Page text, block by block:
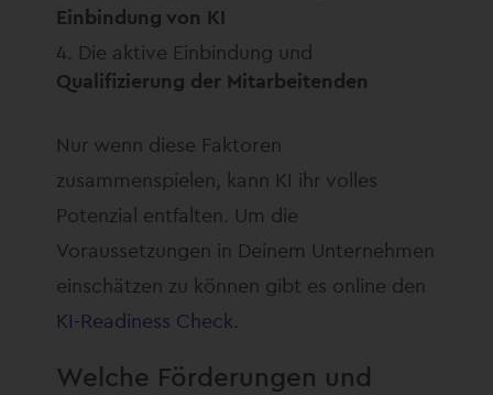
Einbindung von KI
Die aktive Einbindung und
Qualifizierung der Mitarbeitenden
Nur wenn diese Faktoren
zusammenspielen, kann KI ihr volles
Potenzial entfalten. Um die
Voraussetzungen in Deinem Unternehmen
einschätzen zu können gibt es online den
KI-Readiness Check.
Welche Förderungen und